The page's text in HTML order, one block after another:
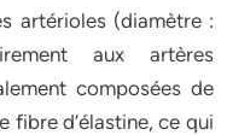
artérioles (diamètre :
aux artères
composées de
fibre d’élastine, ce qui